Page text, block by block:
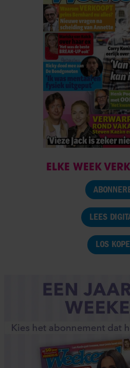
ELKE WEEK
LEES
LOS